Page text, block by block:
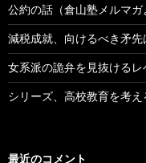
公約の話（倉山塾メルマガ
減税成就、向けるべき矛先
女系派の詭弁を見抜けるレ
シリーズ、高校教育を考
最近のコメント